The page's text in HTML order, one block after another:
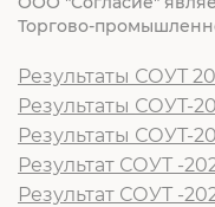
Торгово-
Результаты СОУТ
Результаты СОУТ-
Результаты СОУТ-
Результат СОУТ -
Результат СОУТ -